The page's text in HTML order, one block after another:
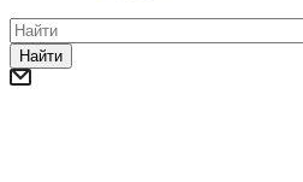
Найти